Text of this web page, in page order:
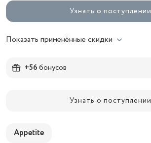
Узнать о поступлении
Показать применённые скидки
+56бонусов
Узнать о поступлении
Appetite